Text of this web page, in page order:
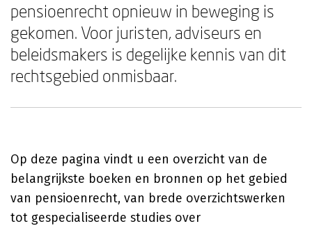
pensioenrecht opnieuw in beweging is
gekomen. Voor juristen, adviseurs en
beleidsmakers is degelijke kennis van dit
rechtsgebied onmisbaar.
Op deze pagina vindt u een overzicht van de
belangrijkste boeken en bronnen op het gebied
van pensioenrecht, van brede overzichtswerken
tot gespecialiseerde studies over